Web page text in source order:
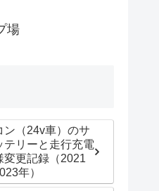
場
ン（24v車）のサ
テリーと走行充電
変更記録（2021
年）